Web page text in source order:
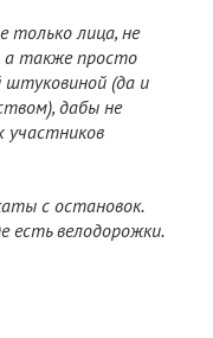
только лица, не
а также просто
штуковиной (да и
дабы не
участников
с остановок.
есть велодорожки.